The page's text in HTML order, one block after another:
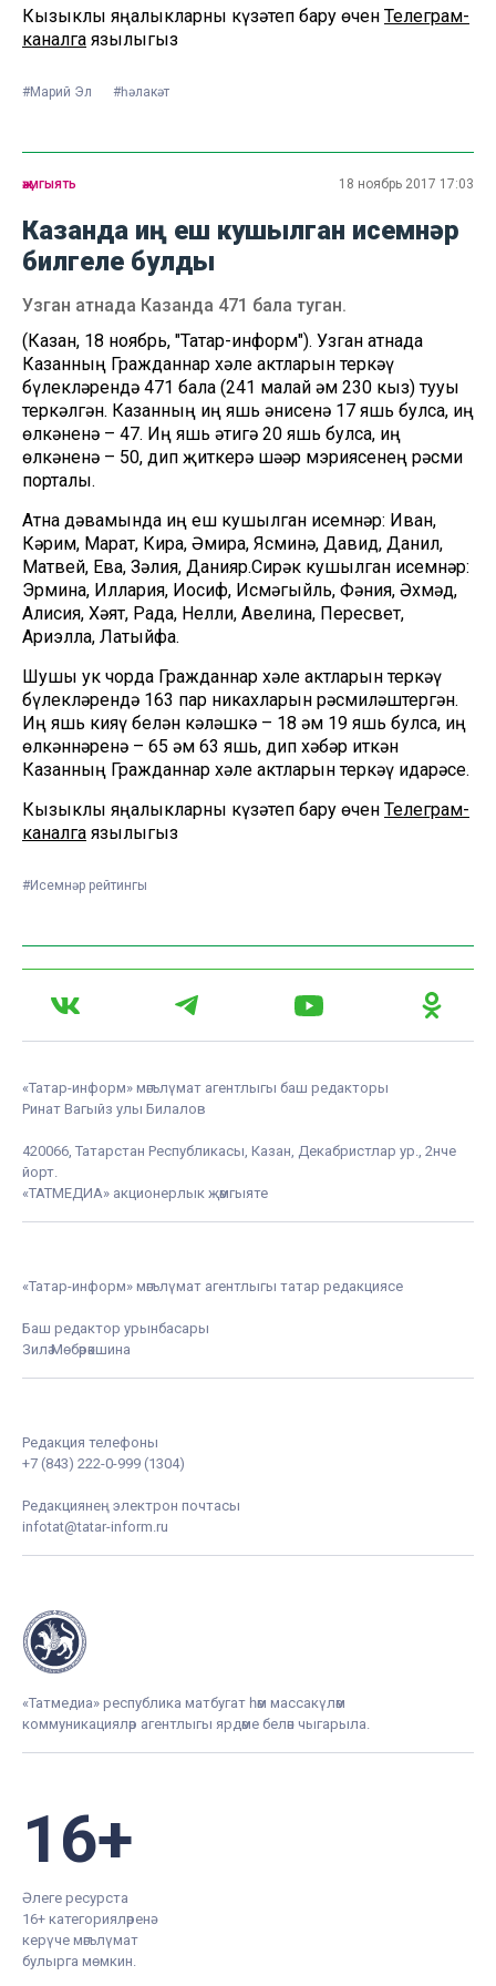
Кызыклы яңалыкларны күзәтеп бару өчен Телеграм-
каналга язылыгыз
#Марий Эл #һәлакәт
җәмгыять 18 ноябрь 2017 17:03
Казанда иң еш кушылган исемнәр
билгеле булды
Узган атнада Казанда 471 бала туган.
(Казан, 18 ноябрь, "Татар-информ"). Узган атнада
Казанның Гражданнар хәле актларын теркәү
бүлекләрендә 471 бала (241 малай һәм 230 кыз) тууы
теркәлгән. Казанның иң яшь әнисенә 17 яшь булса, иң
өлкәненә – 47. Иң яшь әтигә 20 яшь булса, иң
өлкәненә – 50, дип җиткерә шәһәр мэриясенең рәсми
порталы.
Атна дәвамында иң еш кушылган исемнәр: Иван,
Кәрим, Марат, Кира, Әмира, Ясминә, Давид, Данил,
Матвей, Ева, Зәлия, Данияр.Сирәк кушылган исемнәр:
Эрмина, Иллария, Иосиф, Исмәгыйль, Фәния, Әхмәд,
Алисия, Хәят, Рада, Нелли, Авелина, Пересвет,
Ариэлла, Латыйфа.
Шушы ук чорда Гражданнар хәле актларын теркәү
бүлекләрендә 163 пар никахларын рәсмиләштергән.
Иң яшь кияү белән кәләшкә – 18 һәм 19 яшь булса, иң
өлкәннәренә – 65 һәм 63 яшь, дип хәбәр иткән
Казанның Гражданнар хәле актларын теркәү идарәсе.
Кызыклы яңалыкларны күзәтеп бару өчен Телеграм-
каналга язылыгыз
#Исемнәр рейтингы
«Татар-информ» мәгълүмат агентлыгы баш редакторы
Ринат Вагыйз улы Билалов
420066, Татарстан Республикасы, Казан, Декабристлар ур., 2нче
йорт.
«ТАТМЕДИА» акционерлык җәмгыяте
«Татар-информ» мәгълүмат агентлыгы татар редакциясе
Баш редактор урынбасары
Зилә Мөбәрәкшина
Редакция телефоны
+7 (843) 222-0-999 (1304)
Редакциянең электрон почтасы
infotat@tatar-inform.ru
«Татмедиа» республика матбугат һәм массакүләм
коммуникацияләр агентлыгы ярдәме белән чыгарыла.
16+
Әлеге ресурста
16+ категорияләренә
керүче мәгълүмат
булырга мөмкин.